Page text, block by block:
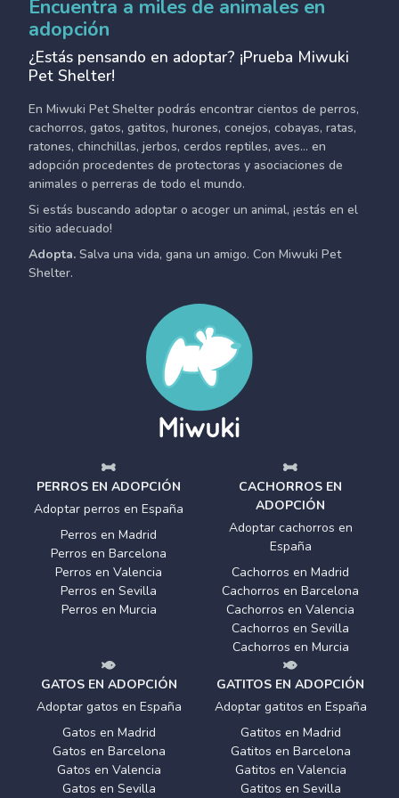
Encuentra a miles de animales en
adopción
¿Estás pensando en adoptar? ¡Prueba Miwuki
Pet Shelter!
En Miwuki Pet Shelter podrás encontrar cientos de perros,
cachorros, gatos, gatitos, hurones, conejos, cobayas, ratas,
ratones, chinchillas, jerbos, cerdos reptiles, aves... en
adopción procedentes de protectoras y asociaciones de
animales o perreras de todo el mundo.
Si estás buscando adoptar o acoger un animal, ¡estás en el
sitio adecuado!
Adopta. Salva una vida, gana un amigo. Con Miwuki Pet
Shelter.
PERROS EN ADOPCIÓN
Adoptar perros en España
Perros en Madrid
Perros en Barcelona
Perros en Valencia
Perros en Sevilla
Perros en Murcia
CACHORROS EN
ADOPCIÓN
Adoptar cachorros en
España
Cachorros en Madrid
Cachorros en Barcelona
Cachorros en Valencia
Cachorros en Sevilla
Cachorros en Murcia
GATOS EN ADOPCIÓN
Adoptar gatos en España
Gatos en Madrid
Gatos en Barcelona
Gatos en Valencia
Gatos en Sevilla
GATITOS EN ADOPCIÓN
Adoptar gatitos en España
Gatitos en Madrid
Gatitos en Barcelona
Gatitos en Valencia
Gatitos en Sevilla